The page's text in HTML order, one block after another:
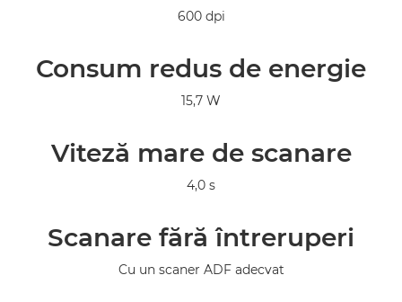
Asistenţă
600 dpi
Consum redus de energie
15,7 W
Viteză mare de scanare
4,0 s
Scanare fără întreruperi
Cu un scaner ADF adecvat